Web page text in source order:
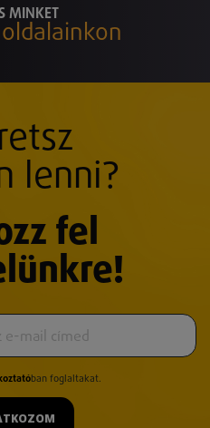
MINKET
lenni?
fel
ban foglaltakat.